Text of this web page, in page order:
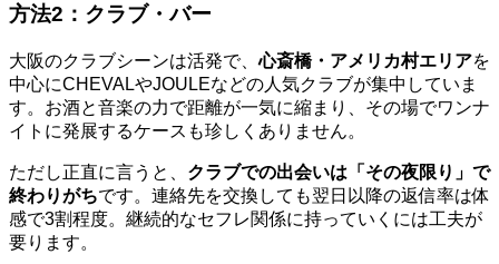
方法2：クラブ・バー
大阪のクラブシーンは活発で、心斎橋・アメリカ村エリアを
中心にCHEVALやJOULEなどの人気クラブが集中していま
す。お酒と音楽の力で距離が一気に縮まり、その場でワンナ
イトに発展するケースも珍しくありません。
ただし正直に言うと、 クラブでの出会いは「その夜限り」で
終わりがちです。連絡先を交換しても翌日以降の返信率は体
感で3割程度。継続的なセフレ関係に持っていくには工夫が
要ります。